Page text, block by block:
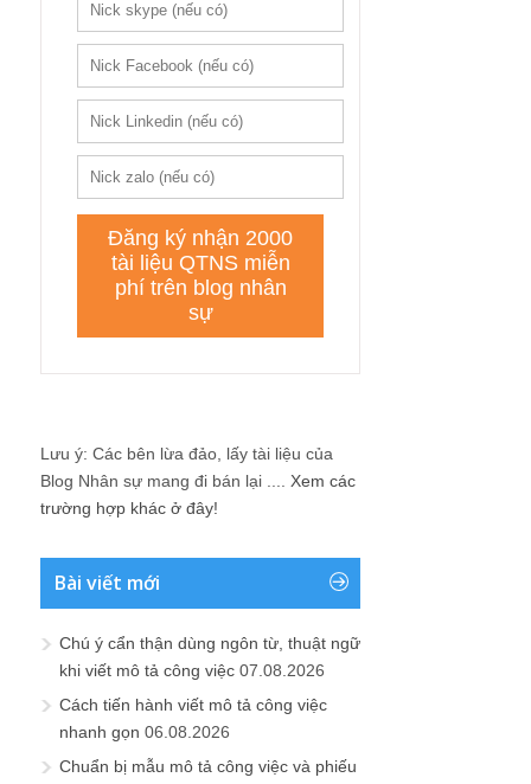
Lưu ý: Các bên lừa đảo, lấy tài liệu của
Blog Nhân sự mang đi bán lại .... Xem các
trường hợp khác ở đây!
Bài viết mới
Chú ý cẩn thận dùng ngôn từ, thuật ngữ
khi viết mô tả công việc 07.08.2026
Cách tiến hành viết mô tả công việc
nhanh gọn 06.08.2026
Chuẩn bị mẫu mô tả công việc và phiếu